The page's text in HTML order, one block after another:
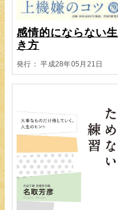
感情的にならない生
き方
発行： 平成28年05月21日